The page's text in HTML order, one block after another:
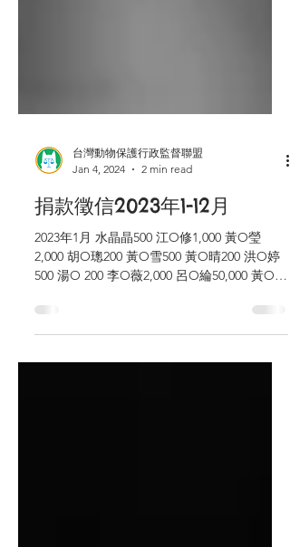
台灣動物保護行政監督聯盟
Jan 4, 2024
2 min read
捐款徵信2023年1-12月
2023年1月 水晶晶500 江O修1,000 黃O瑩
500 湯O 200 李O薇2,000 呂O綸50,000 黃O慧
1,000 2023年2月 水晶晶500 江O修1,000 黃O